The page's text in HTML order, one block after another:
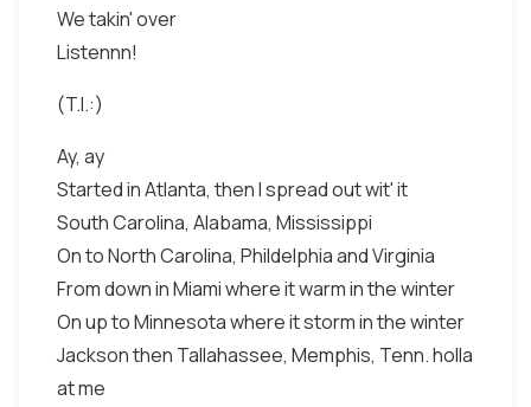
We takin' over
Listennn!
(T.I.:)
Ay, ay
Started in Atlanta, then I spread out wit' it
South Carolina, Alabama, Mississippi
On to North Carolina, Phildelphia and Virginia
From down in Miami where it warm in the winter
On up to Minnesota where it storm in the winter
Jackson then Tallahassee, Memphis, Tenn. holla
at me